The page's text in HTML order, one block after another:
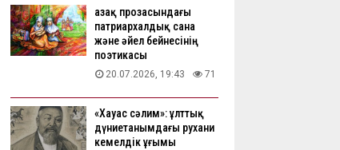
Қазақ прозасындағы
патриархалдық сана
және әйел бейнесінің
поэтикасы
20.07.2026, 19:43 71
«Хауас сәлим»: ұлттық
дүниетанымдағы рухани
кемелдік ұғымы